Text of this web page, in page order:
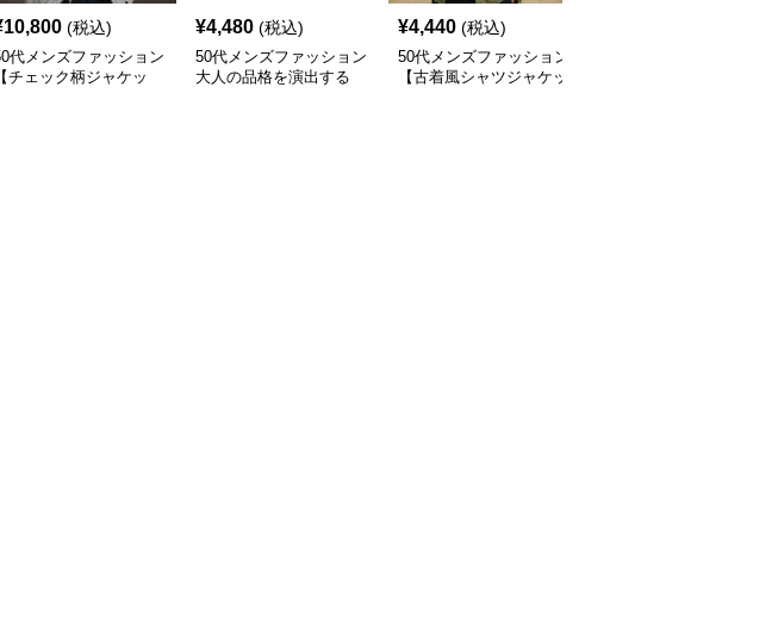
10,800 (税込)
代メンズファッション
【チェック柄ジャケッ
¥4,480 (税込)
50代メンズファッション
大人の品格を演出する
¥4,440 (税込)
50代メンズファッション
【古着風シャツジャケッ